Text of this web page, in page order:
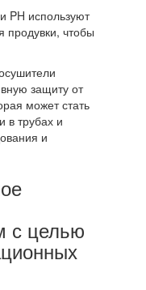
PH используют
продувки, чтобы
защиту от
может стать
в трубах и
и
с целью